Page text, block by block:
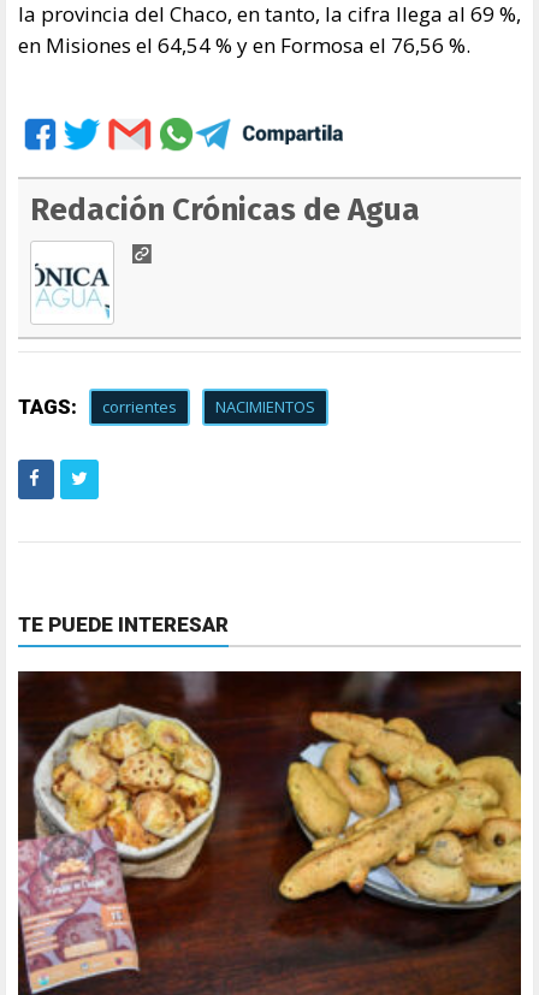
la provincia del Chaco, en tanto, la cifra llega al 69 %,
en Misiones el 64,54 % y en Formosa el 76,56 %.
Redación Crónicas de Agua
TAGS: corrientes NACIMIENTOS
TE PUEDE INTERESAR